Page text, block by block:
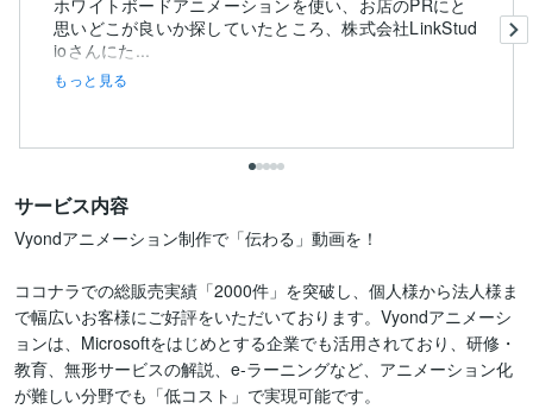
ホワイトボードアニメーションを使い、お店のPRにと
思いどこが良いか探していたところ、株式会社LinkStud
ioさんにた...
もっと見る
サービス内容
Vyondアニメーション制作で「伝わる」動画を！
ココナラでの総販売実績「2000件」を突破し、個人様から法人様ま
で幅広いお客様にご好評をいただいております。Vyondアニメーシ
ョンは、Microsoftをはじめとする企業でも活用されており、研修・
教育、無形サービスの解説、e-ラーニングなど、アニメーション化
が難しい分野でも「低コスト」で実現可能です。